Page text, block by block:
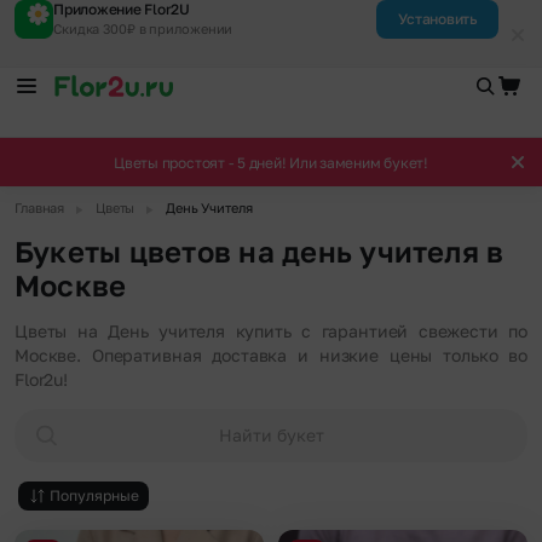
Приложение Flor2U
Скидка 300₽ в приложении
Установить
Цветы простоят - 5 дней! Или заменим букет!
Главная Цветы День Учителя
Букеты цветов на день учителя в
Москве
Цветы на День учителя купить с гарантией свежести по
Москве. Оперативная доставка и низкие цены только во
Flor2u!
Найти букет
Популярные